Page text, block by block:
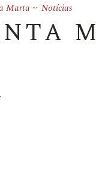
Marta Notícias